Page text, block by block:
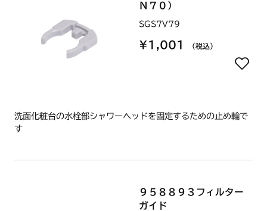
Ｎ７０）
SGS7V79
¥1,001 （税込）
洗面化粧台の水栓部シャワーヘッドを固定するための止め輪で
す
９５８８９３フィルター
ガイド